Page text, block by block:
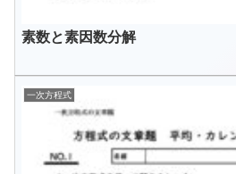
素数と素因数分解
一次方程式